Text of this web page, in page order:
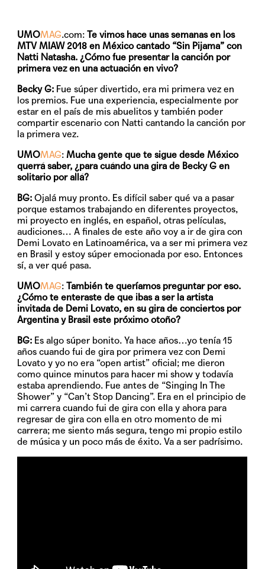
UMOMAG.com:Te vimos hace unas semanas en los
MTV MIAW 2018 en México cantado “Sin Pijama” con
Natti Natasha. ¿Cómo fue presentar la canción por
primera vez en una actuación en vivo?
Becky G: Fue súper divertido, era mi primera vez en
los premios. Fue una experiencia, especialmente por
estar en el país de mis abuelitos y también poder
compartir escenario con Natti cantando la canción por
la primera vez.
UMOMAG:Mucha gente que te sigue desde México
querrá saber, ¿para cuándo una gira de Becky G en
solitario por allá?
BG: Ojalá muy pronto. Es difícil saber qué va a pasar
porque estamos trabajando en diferentes proyectos,
mi proyecto en inglés, en español, otras películas,
audiciones… A finales de este año voy a ir de gira con
Demi Lovato en Latinoamérica, va a ser mi primera vez
en Brasil y estoy súper emocionada por eso. Entonces
sí, a ver qué pasa.
UMOMAG:También te queríamos preguntar por eso.
¿Cómo te enteraste de que ibas a ser la artista
invitada de Demi Lovato, en su gira de conciertos por
Argentina y Brasil este próximo otoño?
BG: Es algo súper bonito. Ya hace años…yo tenía 15
años cuando fui de gira por primera vez con Demi
Lovato y yo no era “open artist” oficial; me dieron
como quince minutos para hacer mi show y todavía
estaba aprendiendo. Fue antes de “Singing In The
Shower” y “Can’t Stop Dancing”. Era en el principio de
mi carrera cuando fui de gira con ella y ahora para
regresar de gira con ella en otro momento de mi
carrera; me siento más segura, tengo mi propio estilo
de música y un poco más de éxito. Va a ser padrísimo.